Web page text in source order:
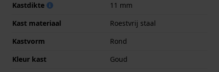
Kastdikte
11 mm
Kast materiaal
Roestvrij staal
Kastvorm
Rond
Kleur kast
Goud